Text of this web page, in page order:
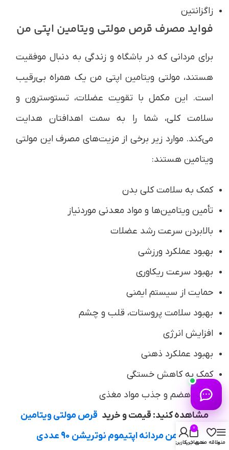
زاگزانتین
فواید مصرف قرص مولتی ویتامین اپتی من
برای مردانی که در باشگاه و زندگی به دنبال موفقیت
هستند، مولتی ویتامین اپتی من یک همراه بی‌رقیب
است. این مکمل با تقویت عضلات، تستوسترون و
سلامت کلی، شما را به سمت اهدافتان هدایت
می‌کند. موارد زیر برخی از مزیت‌های مصرف این مولتی
ویتامین هستند:
کمک به سلامت کلی بدن
تأمین ویتامین‌ها و مواد معدنی موردنیاز
بالابردن سرعت رشد عضلات
بهبود عملکرد ورزشی
بهبود سرعت ریکاوری
حمایت از سیستم ایمنی
بهبود سلامت پروستات، قلب و چشم
افزایش انرژی
بهبود عملکرد ذهنی
کمک به کاهش خستگی
بهبود هضم و جذب مواد مغذی
مشاهده کنید: قیمت و خرید قرص مولتی ویتامین
اپتی من مردانه اپتیموم نوتریشن 90 عددی
منوعلاقه مندی
0
سبد خرید
حساب کاربری من